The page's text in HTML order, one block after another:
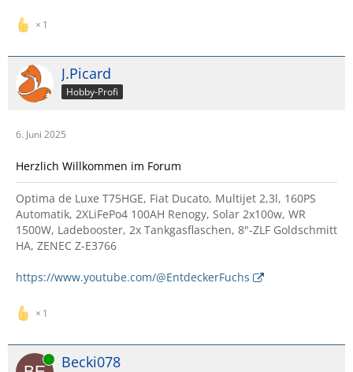
1
J.Picard
Hobby-Profi
6. Juni 2025
Herzlich Willkommen im Forum
Optima de Luxe T75HGE, Fiat Ducato, Multijet 2,3l, 160PS
Automatik, 2XLiFePo4 100AH Renogy, Solar 2x100w, WR
1500W, Ladebooster, 2x Tankgasflaschen, 8"-ZLF Goldschmitt
HA, ZENEC Z-E3766
https://www.youtube.com/@EntdeckerFuchs
1
Online Becki078